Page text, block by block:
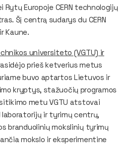
Rytų Europoje CERN technologijų
Šį centrą sudarys du CERN
Kaune.
universiteto (VGTU) ir
prieš ketverius metus
buvo aptartos Lietuvos ir
kryptys, stažuočių programos
metu VGTU atstovai
laboratorijų ir tyrimų centrų,
branduolinių mokslinių tyrimų
mokslo ir eksperimentine